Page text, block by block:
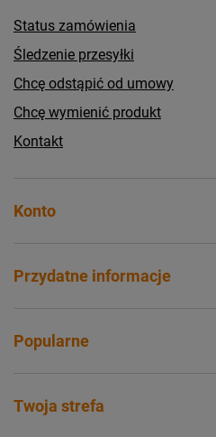
Status zamówienia
Śledzenie przesyłki
Chcę odstąpić od umowy
Chcę wymienić produkt
Kontakt
Konto
Przydatne informacje
Popularne
Twoja strefa